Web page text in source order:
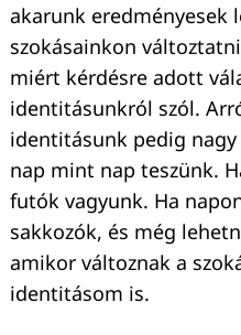
akarunk eredményesek
szokásainkon
miért kérdésre adott
identitásunkról szól.
identitásunk pedig
nap mint nap teszünk.
futók vagyunk. Ha
sakkozók, és még
amikor változnak a
identitásom is.